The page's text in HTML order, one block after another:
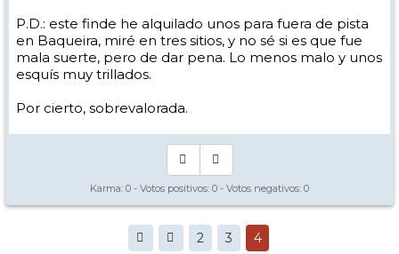
P.D.: este finde he alquilado unos para fuera de pista
en Baqueira, miré en tres sitios, y no sé si es que fue
mala suerte, pero de dar pena. Lo menos malo y unos
esquís muy trillados.
Por cierto, sobrevalorada.
Karma: 0 - Votos positivos: 0 - Votos negativos: 0
2 3 4